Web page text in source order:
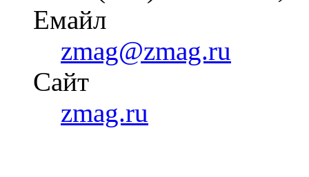
Емайл
zmag@zmag.ru
Cайт
zmag.ru